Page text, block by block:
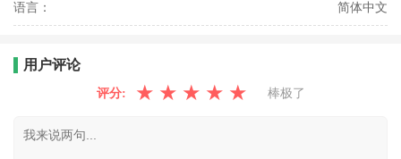
语言： 简体中文
用户评论
评分: ★ ★ ★ ★ ★ 棒极了